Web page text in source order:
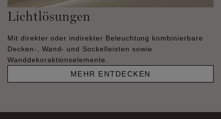
Lichtlösungen
Mit direkter oder indirekter Beleuchtung kombinierbare
Decken-, Wand- und Sockelleisten sowie
Wanddekoraktionselemente.
MEHR ENTDECKEN